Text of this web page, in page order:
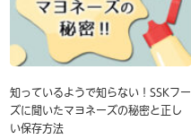
知っているようで知らない！SSKフー
ズに聞いたマヨネーズの秘密と正し
い保存方法